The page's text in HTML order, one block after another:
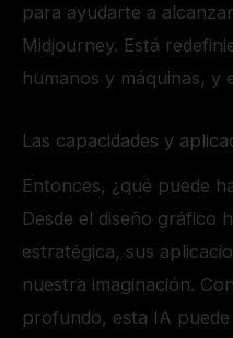
para ayudarte a
Midjourney. Está
humanos y máquinas, y
Las capacidades y
Entonces, ¿qué puede
Desde el diseño gráfico
estratégica, sus
nuestra imaginación.
profundo, esta IA